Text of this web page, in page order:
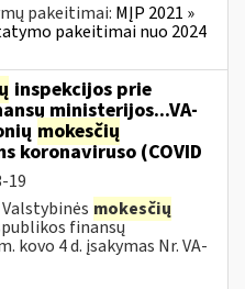
pakeitimai: MĮP 2021 »
pakeitimai nuo 2024
inspekcijos prie
ministerijos...VA-
mokesčių
koronaviruso (COVID
19
mokesčių
finansų
kovo 4 d. įsakymas Nr. VA-